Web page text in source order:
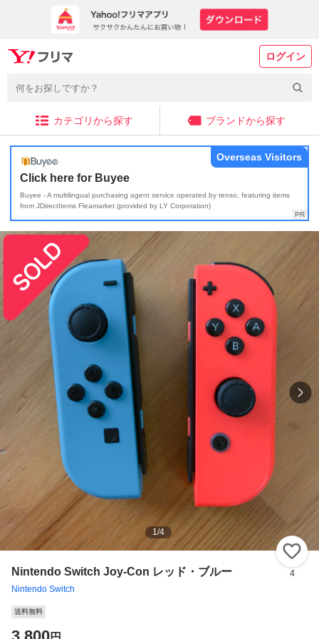
ログイン
カテゴリから探す ブランドから探す
Click here for Buyee
Buyee - A multilingual purchasing agent service operated by tenso, featuring items
from JDirectItems Fleamarket (provided by LY Corporation)
Overseas Visitors
1/4
Nintendo Switch Joy-Con レッド・ブルー
Nintendo Switch
4
送料無料